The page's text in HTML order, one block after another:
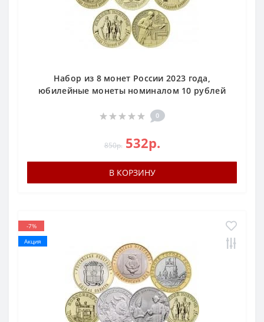
Набор из 8 монет России 2023 года,
юбилейные монеты номиналом 10 рублей
0
850р. 532р.
В КОРЗИНУ
-7%
Акция